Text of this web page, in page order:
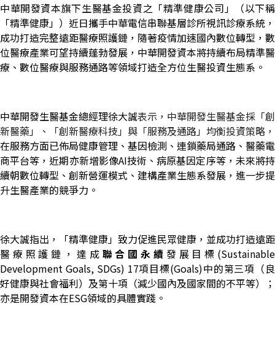
中華開發資本旗下生醫基金投資之「精準健康公司」（以下稱
「精準健康」）近日攜手中華電信串聯基層診所視訊診療系統，
成功打造完整遠距醫療照護鏈，隨著疫情加速國內數位轉型，數
位醫療產業可望持續蓬勃發展，中華開發資本將持續布局精準醫
療、數位醫療與服務通路等領域打造全方位生醫投資生態系。
中華開發生醫基金總經理徐大誠表示，中華開發生醫基金採「創
新醫藥」、「創新醫療科技」與「服務及通路」均衡投資策略，
在服務方面已佈局健康管理、基因檢測、連鎖藥局通路、醫藥電
商平台等，近期亦新增影像AI技術、病原基因定序等，未來將持
續朝數位轉型、創新營運模式、建構產業生態系發展，進一步提
升生醫產業的競爭力。
徐大誠指出，「精準健康」致力促進民眾健康，並成功打造遠距
醫療照護鏈，達成 聯合國永續 發展目標 (Sustainable
Development Goals, SDGs) 17項目標(Goals)中的第三項（良
好健康與社會福利）及第十項（減少國內及國家間的不平等）；
亦是開發資本在ESG領域的具體實踐。